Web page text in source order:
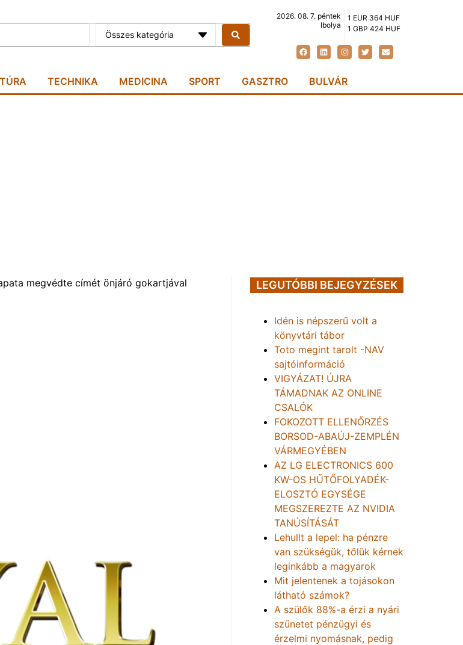
Összes kategória
2026. 08. 7. péntek
Ibolya
1 EUR 364 HUF
1 GBP 424 HUF
TECHNIKA MEDICINA SPORT GASZTRO BULVÁR
megvédte címét önjáró gokartjával LEGUTÓBBI BEJEGYZÉSEK
Idén is népszerű volt a
könyvtári tábor
Toto megint tarolt -NAV
sajtóinformáció
VIGYÁZAT! ÚJRA
TÁMADNAK AZ ONLINE
CSALÓK
FOKOZOTT ELLENŐRZÉS
BORSOD-ABAÚJ-ZEMPLÉN
VÁRMEGYÉBEN
AZ LG ELECTRONICS 600
KW-OS HŰTŐFOLYADÉK-
ELOSZTÓ EGYSÉGE
MEGSZEREZTE AZ NVIDIA
TANÚSÍTÁSÁT
Lehullt a lepel: ha pénzre
van szükségük, tőlük kérnek
leginkább a magyarok
Mit jelentenek a tojásokon
látható számok?
A szülők 88%-a érzi a nyári
szünetet pénzügyi és
érzelmi nyomásnak, pedig